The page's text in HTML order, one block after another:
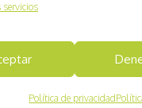
servicios
Política de privacidad